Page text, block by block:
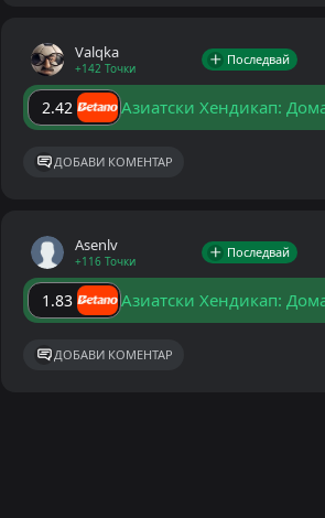
Valqka
+142 Точки
Последвай
2.42 Азиатски Хендикап:
ДОБАВИ КОМЕНТАР
Asenlv
+116 Точки
Последвай
1.83 Азиатски Хендикап:
ДОБАВИ КОМЕНТАР